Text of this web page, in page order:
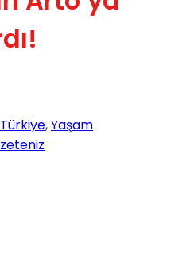
Türkiye,Yaşam